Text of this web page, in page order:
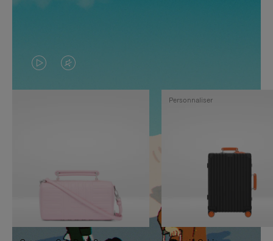
LA
VIDÉO
PAUSE,
APPUYEZ
SUR
LE
SON
DÉSACTIVÉ.
VEUILLEZ
Personnaliser